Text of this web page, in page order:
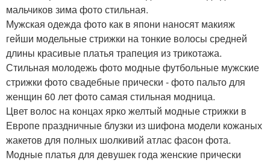
мальчиков зима фото стильная.
Мужская одежда фото как в япони наносят макияж
гейши модельные стрижки на тонкие волосы средней
длины красивые платья трапеция из трикотажа.
Стильная молодежь фото модные футбольные мужские
стрижки фото свадебные прически - фото пальто для
женщин 60 лет фото самая стильная модница.
Цвет волос на концах ярко желтый модные стрижки в
Европе праздничные блузки из шифона модели кожаных
жакетов для полных шолкивий атлас фасон фота.
Модные платья для девушек года женские прически